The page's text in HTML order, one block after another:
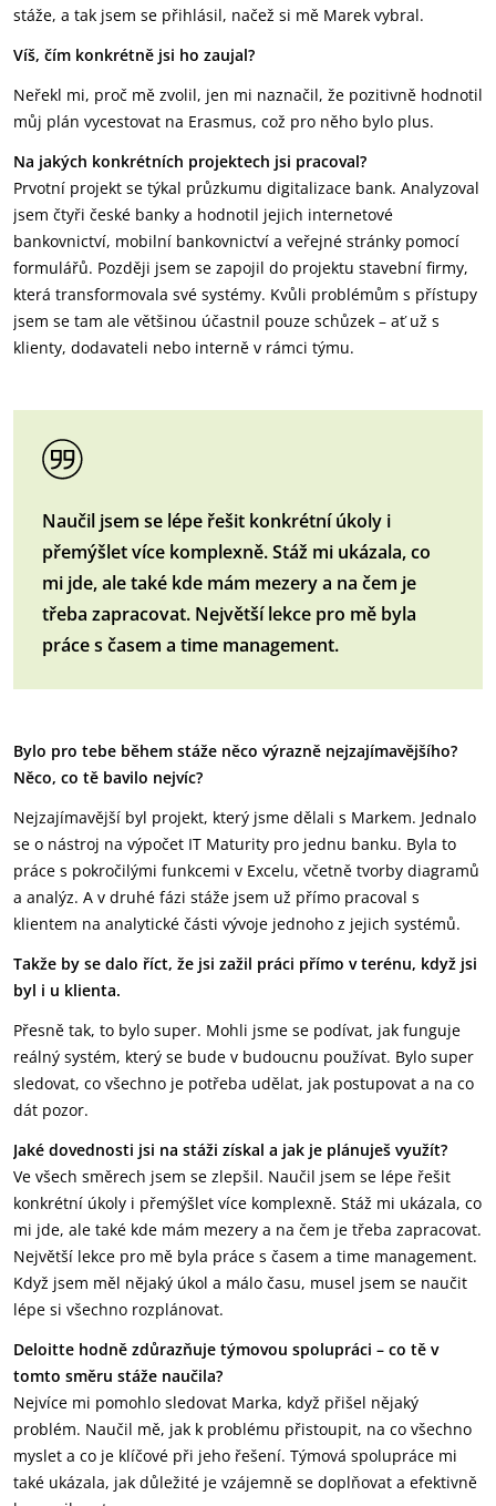
stáže, a tak jsem se přihlásil, načež si mě Marek vybral.
Víš, čím konkrétně jsi ho zaujal?
Neřekl mi, proč mě zvolil, jen mi naznačil, že pozitivně hodnotil
můj plán vycestovat na Erasmus, což pro něho bylo plus.
Na jakých konkrétních projektech jsi pracoval?
Prvotní projekt se týkal průzkumu digitalizace bank. Analyzoval
jsem čtyři české banky a hodnotil jejich internetové
bankovnictví, mobilní bankovnictví a veřejné stránky pomocí
formulářů. Později jsem se zapojil do projektu stavební firmy,
která transformovala své systémy. Kvůli problémům s přístupy
jsem se tam ale většinou účastnil pouze schůzek – ať už s
klienty, dodavateli nebo interně v rámci týmu.
Naučil jsem se lépe řešit konkrétní úkoly i
přemýšlet více komplexně. Stáž mi ukázala, co
mi jde, ale také kde mám mezery a na čem je
třeba zapracovat. Největší lekce pro mě byla
práce s časem a time management.
Bylo pro tebe během stáže něco výrazně nejzajímavějšího?
Něco, co tě bavilo nejvíc?
Nejzajímavější byl projekt, který jsme dělali s Markem. Jednalo
se o nástroj na výpočet IT Maturity pro jednu banku. Byla to
práce s pokročilými funkcemi v Excelu, včetně tvorby diagramů
a analýz. A v druhé fázi stáže jsem už přímo pracoval s
klientem na analytické části vývoje jednoho z jejich systémů.
Takže by se dalo říct, že jsi zažil práci přímo v terénu, když jsi
byl i u klienta.
Přesně tak, to bylo super. Mohli jsme se podívat, jak funguje
reálný systém, který se bude v budoucnu používat. Bylo super
sledovat, co všechno je potřeba udělat, jak postupovat a na co
dát pozor.
Jaké dovednosti jsi na stáži získal a jak je plánuješ využít?
Ve všech směrech jsem se zlepšil. Naučil jsem se lépe řešit
konkrétní úkoly i přemýšlet více komplexně. Stáž mi ukázala, co
mi jde, ale také kde mám mezery a na čem je třeba zapracovat.
Největší lekce pro mě byla práce s časem a time management.
Když jsem měl nějaký úkol a málo času, musel jsem se naučit
lépe si všechno rozplánovat.
Deloitte hodně zdůrazňuje týmovou spolupráci – co tě v
tomto směru stáže naučila?
Nejvíce mi pomohlo sledovat Marka, když přišel nějaký
problém. Naučil mě, jak k problému přistoupit, na co všechno
myslet a co je klíčové při jeho řešení. Týmová spolupráce mi
také ukázala, jak důležité je vzájemně se doplňovat a efektivně